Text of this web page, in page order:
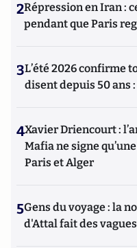
2Répression en Iran :
pendant que Paris
3L’été 2026 confirme
disent depuis 50 ans
4Xavier Driencourt :
Mafia ne signe
Paris et Alger
5Gens du voyage : la
d'Attal fait des vagues